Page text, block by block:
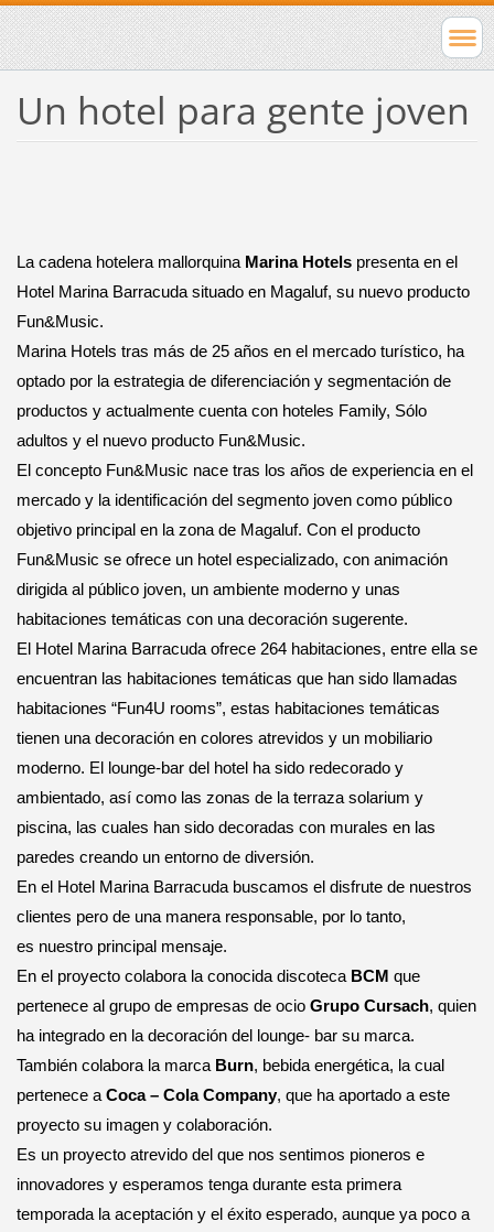
Un hotel para gente joven
La cadena hotelera mallorquina Marina Hotels presenta en el
Hotel Marina Barracuda situado en Magaluf, su nuevo producto
Fun&Music.
Marina Hotels tras más de 25 años en el mercado turístico, ha
optado por la estrategia de diferenciación y segmentación de
productos y actualmente cuenta con hoteles Family, Sólo
adultos y el nuevo producto Fun&Music.
El concepto Fun&Music nace tras los años de experiencia en el
mercado y la identificación del segmento joven como público
objetivo principal en la zona de Magaluf. Con el producto
Fun&Music se ofrece un hotel especializado, con animación
dirigida al público joven, un ambiente moderno y unas
habitaciones temáticas con una decoración sugerente.
El Hotel Marina Barracuda ofrece 264 habitaciones, entre ella se
encuentran las habitaciones temáticas que han sido llamadas
habitaciones “Fun4U rooms”, estas habitaciones temáticas
tienen una decoración en colores atrevidos y un mobiliario
moderno. El lounge-bar del hotel ha sido redecorado y
ambientado, así como las zonas de la terraza solarium y
piscina, las cuales han sido decoradas con murales en las
paredes creando un entorno de diversión.
En el Hotel Marina Barracuda buscamos el disfrute de nuestros
clientes pero de una manera responsable, por lo tanto,
es nuestro principal mensaje.
En el proyecto colabora la conocida discoteca BCM que
pertenece al grupo de empresas de ocio Grupo Cursach, quien
ha integrado en la decoración del lounge- bar su marca.
También colabora la marca Burn, bebida energética, la cual
pertenece a Coca – Cola Company, que ha aportado a este
proyecto su imagen y colaboración.
Es un proyecto atrevido del que nos sentimos pioneros e
innovadores y esperamos tenga durante esta primera
temporada la aceptación y el éxito esperado, aunque ya poco a